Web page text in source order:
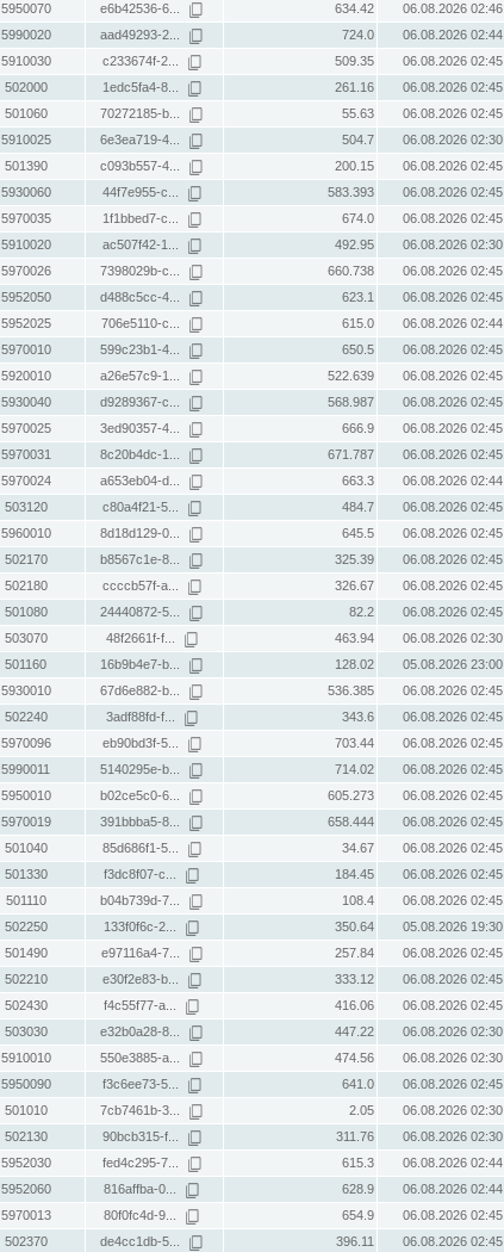
5950070 e6b42536-6... 634.42
06.08.2026 02:46
5990020 aad49293-2... 724.0
06.08.2026 02:44
5910030 c233674f-2... 509.35
06.08.2026 02:45
502000 1edc5fa4-8... 261.16
06.08.2026 02:45
501060 70272185-b... 55.63
06.08.2026 02:45
5910025 6e3ea719-4... 504.7
06.08.2026 02:30
501390 c093b557-4... 200.15
06.08.2026 02:45
5930060 44f7e955-c... 583.393
06.08.2026 02:45
5970035 1f1bbed7-c... 674.0
06.08.2026 02:45
5910020 ac507f42-1... 492.95
06.08.2026 02:30
5970026 7398029b-c... 660.738
06.08.2026 02:45
5952050 d488c5cc-4... 623.1
06.08.2026 02:45
5952025 706e5110-c... 615.0
06.08.2026 02:44
5970010 599c23b1-4... 650.5
06.08.2026 02:45
5920010 a26e57c9-1... 522.639
06.08.2026 02:45
5930040 d9289367-c... 568.987
06.08.2026 02:45
5970025 3ed90357-4... 666.9
06.08.2026 02:45
5970031 8c20b4dc-1... 671.787
06.08.2026 02:45
5970024 a653eb04-d... 663.3
06.08.2026 02:44
503120 c80a4f21-5... 484.7
06.08.2026 02:45
5960010 8d18d129-0... 645.5
06.08.2026 02:45
502170 b8567c1e-8... 325.39
06.08.2026 02:45
502180 ccccb57f-a... 326.67
06.08.2026 02:45
501080 24440872-5... 82.2
06.08.2026 02:45
503070 48f2661f-f... 463.94
06.08.2026 02:30
501160 16b9b4e7-b... 128.02
05.08.2026 23:00
5930010 67d6e882-b... 536.385
06.08.2026 02:45
502240 3adf88fd-f... 343.6
06.08.2026 02:45
5970096 eb90bd3f-5... 703.44
06.08.2026 02:45
5990011 5140295e-b... 714.02
06.08.2026 02:45
5950010 b02ce5c0-6... 605.273
06.08.2026 02:45
5970019 391bbba5-8... 658.444
06.08.2026 02:45
501040 85d686f1-5... 34.67
06.08.2026 02:45
501330 f3dc8f07-c... 184.45
06.08.2026 02:45
501110 b04b739d-7... 108.4
06.08.2026 02:45
502250 133f0f6c-2... 350.64
05.08.2026 19:30
501490 e97116a4-7... 257.84
06.08.2026 02:45
502210 e30f2e83-b... 333.12
06.08.2026 02:45
502430 f4c55f77-a... 416.06
06.08.2026 02:45
503030 e32b0a28-8... 447.22
06.08.2026 02:30
5910010 550e3885-a... 474.56
06.08.2026 02:30
5950090 f3c6ee73-5... 641.0
06.08.2026 02:45
501010 7cb7461b-3... 2.05
06.08.2026 02:30
502130 90bcb315-f... 311.76
06.08.2026 02:30
5952030 fed4c295-7... 615.3
06.08.2026 02:44
5952060 816affba-0... 628.9
06.08.2026 02:44
5970013 80f0fc4d-9... 654.9
06.08.2026 02:45
502370 de4cc1db-5... 396.11 06.08.2026 02:45